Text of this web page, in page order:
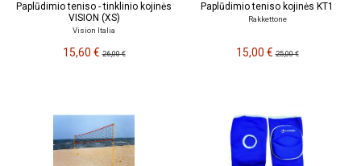
Paplūdimio teniso - tinklinio kojinės
VISION (XS)
Vision Italia
15,60 €26,00 €
Paplūdimio teniso kojinės KT1
Rakkettone
15,00 €25,00 €